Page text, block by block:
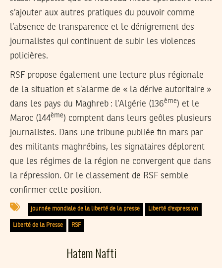
s’ajouter aux autres pratiques du pouvoir comme
l’absence de transparence et le dénigrement des
journalistes qui continuent de subir les violences
policières.
RSF propose également une lecture plus régionale
de la situation et s’alarme de « la dérive autoritaire »
dans les pays du Maghreb : l’Algérie (136ème) et le
Maroc (144ème) comptent dans leurs geôles plusieurs
journalistes. Dans une tribune publiée fin mars par
des militants maghrébins, les signataires déplorent
que les régimes de la région ne convergent que dans
la répression. Or le classement de RSF semble
confirmer cette position.
journée mondiale de la liberté de la presse Liberté d'expression
Liberté de la Presse RSF
Hatem Nafti